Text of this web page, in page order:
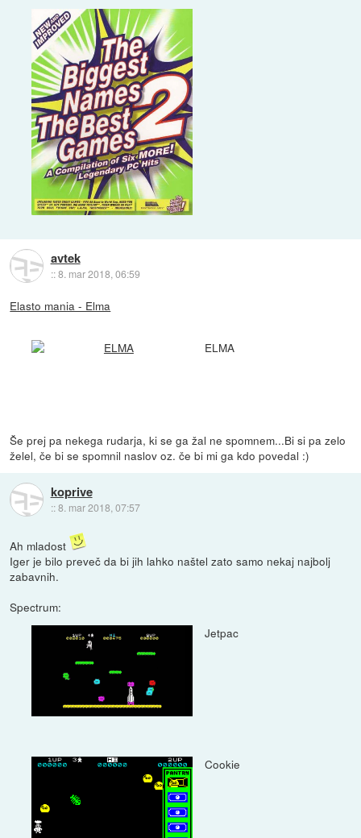
avtek
::8. mar 2018, 06:59
Elasto mania - Elma
ELMA
Še prej pa nekega rudarja, ki se ga žal ne spomnem...Bi si pa zelo
želel, če bi se spomnil naslov oz. če bi mi ga kdo povedal :)
koprive
::8. mar 2018, 07:57
Ah mladost
Iger je bilo preveč da bi jih lahko naštel zato samo nekaj najbolj
zabavnih.
Spectrum:
Jetpac
Cookie